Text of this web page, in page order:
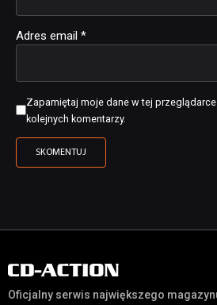
Adres email *
Zapamiętaj moje dane w tej
kolejnych komentarzy.
Oficjalny serwis największego